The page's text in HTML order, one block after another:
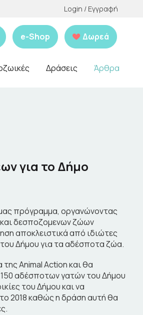
Login / Εγγραφή
e-Shop Δωρεά
Δράσεις Άρθρα
για το Δήμο
πρόγραμμα, οργανώνοντας
δεσποζομενων ζώων
αποκλειστικά από ιδιώτες
Δήμου για τα αδέσποτα ζώα.
Animal Action και θα
150 αδέσποτων γατών του Δήμου
του Δήμου και να
2018 καθώς η δράση αυτή θα